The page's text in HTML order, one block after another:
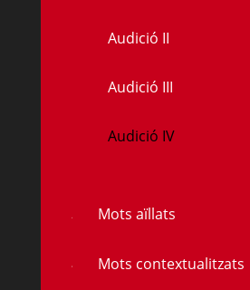
Audició II
Audició III
Audició IV
Mots aïllats
Mots contextualitzats